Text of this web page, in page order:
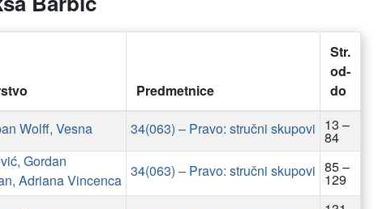
Predmetnice
Str.
od-
do
Wolff, Vesna 34(063) – Pravo: stručni skupovi 13 –
84
Gordan
Adriana Vincenca
34(063) – Pravo: stručni skupovi 85 –
129